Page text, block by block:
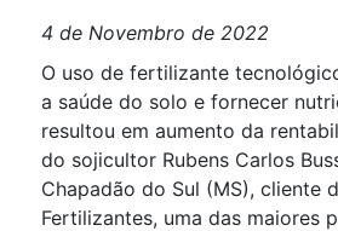
4 de Novembro de 2022
O uso de fertilizante
a saúde do solo e fornecer
resultou em aumento da
do sojicultor Rubens Carlos
Chapadão do Sul (MS), cliente
Fertilizantes, uma das maiores